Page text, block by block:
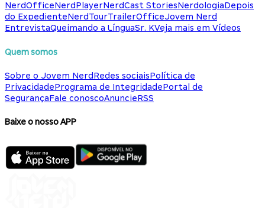
NerdOfficeNerdPlayerNerdCast StoriesNerdologiaDepois
do ExpedienteNerdTourTrailerOfficeJovem Nerd
EntrevistaQueimando a LínguaSr. KVeja mais em Vídeos
Quem somos
Sobre o Jovem NerdRedes sociaisPolítica de
PrivacidadePrograma de IntegridadePortal de
SegurançaFale conoscoAnuncieRSS
Baixe o nosso APP